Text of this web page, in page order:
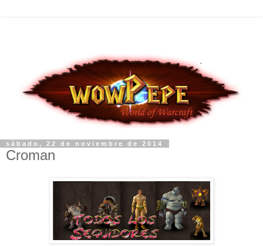
sábado, 22 de noviembre de 2014
Croman